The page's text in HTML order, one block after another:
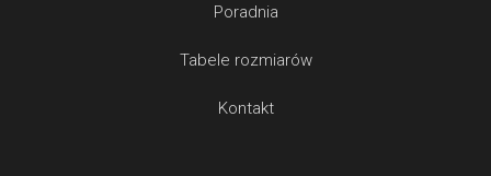
Poradnia
Tabele rozmiarów
Kontakt